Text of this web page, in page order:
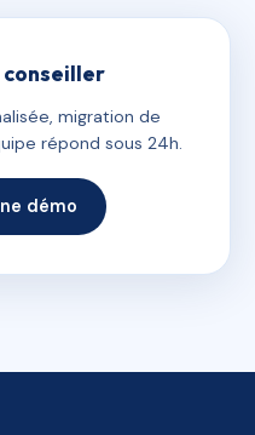
conseiller
migration de
répond sous 24h.
démo